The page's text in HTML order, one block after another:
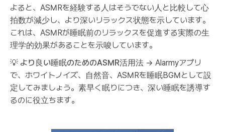
よると、ASMRを経験する人はそうでない人と比較して心
拍数が減少し、より深いリラックス状態を示しています。
これは、ASMRが睡眠前のリラックスを促進する実際の生
理学的効果があることを示唆しています。
💡 より良い睡眠のためのASMR活用法 → Alarmyアプリ
で、ホワイトノイズ、自然音、ASMRを睡眠BGMとして設
定してみましょう。素早く眠りにつき、深い睡眠を誘導す
るのに役立ちます。